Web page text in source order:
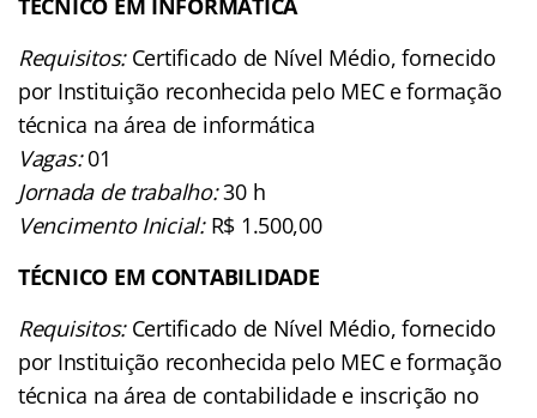
TÉCNICO EM INFORMÁTICA
Requisitos: Certificado de Nível Médio, fornecido
por Instituição reconhecida pelo MEC e formação
técnica na área de informática
Vagas:01
Jornada de trabalho:30 h
Vencimento Inicial:R$ 1.500,00
TÉCNICO EM CONTABILIDADE
Requisitos: Certificado de Nível Médio, fornecido
por Instituição reconhecida pelo MEC e formação
técnica na área de contabilidade e inscrição no